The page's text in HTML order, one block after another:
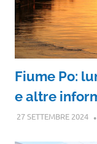
Fiume Po:
e altre
27 SETTEMBRE 2024